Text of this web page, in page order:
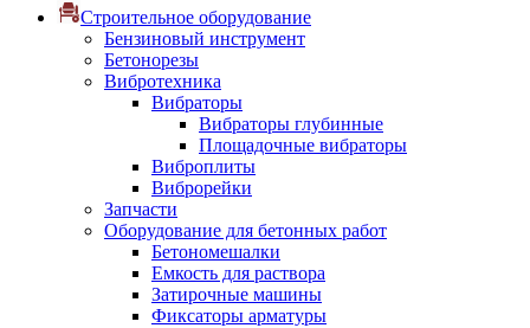
Строительное оборудование
Бензиновый инструмент
Бетонорезы
Вибротехника
Вибраторы
Вибраторы глубинные
Площадочные вибраторы
Виброплиты
Виброрейки
Запчасти
Оборудование для бетонных работ
Бетономешалки
Емкость для раствора
Затирочные машины
Фиксаторы арматуры